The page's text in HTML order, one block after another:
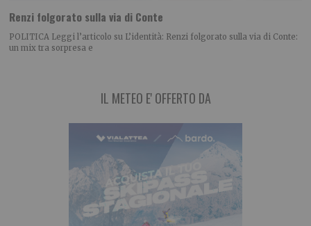
Renzi folgorato sulla via di Conte
POLITICA Leggi l’articolo su L’identità: Renzi folgorato sulla via di Conte:
un mix tra sorpresa e
IL METEO E' OFFERTO DA